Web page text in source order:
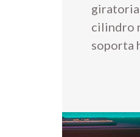
cilindro
soporta